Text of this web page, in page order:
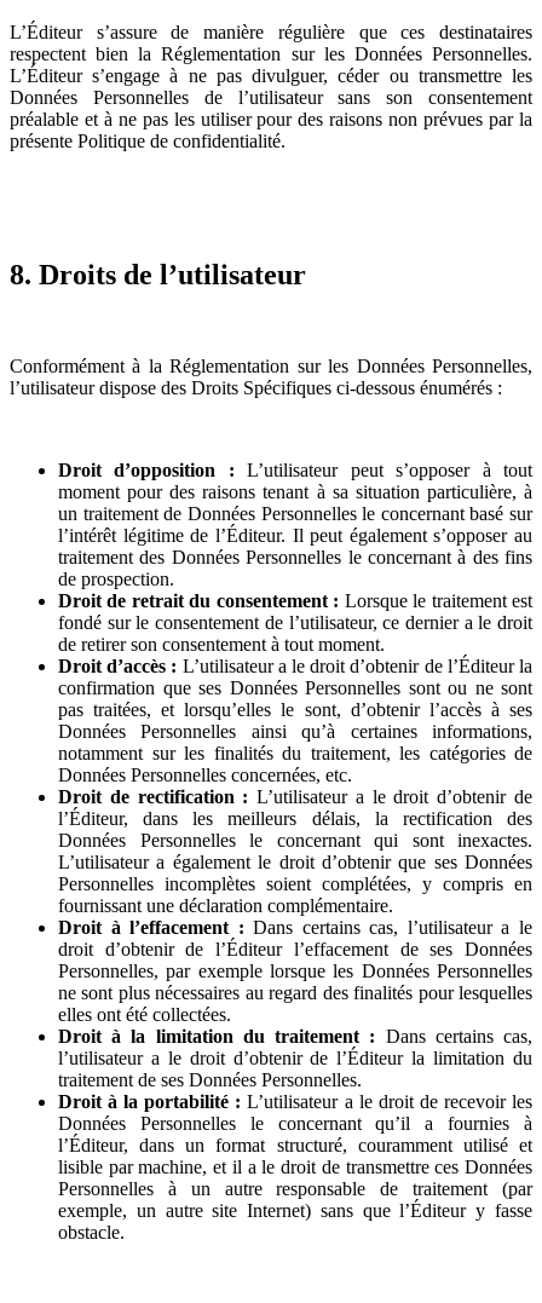
L’Éditeur s’assure de manière régulière que ces destinataires
respectent bien la Réglementation sur les Données Personnelles.
L’Éditeur s’engage à ne pas divulguer, céder ou transmettre les
Données Personnelles de l’utilisateur sans son consentement
préalable et à ne pas les utiliser pour des raisons non prévues par la
présente Politique de confidentialité.
8. Droits de l’utilisateur
Conformément à la Réglementation sur les Données Personnelles,
l’utilisateur dispose des Droits Spécifiques ci-dessous énumérés :
Droit d’opposition : L’utilisateur peut s’opposer à tout
moment pour des raisons tenant à sa situation particulière, à
un traitement de Données Personnelles le concernant basé sur
l’intérêt légitime de l’Éditeur. Il peut également s’opposer au
traitement des Données Personnelles le concernant à des fins
de prospection.
Droit de retrait du consentement : Lorsque le traitement est
fondé sur le consentement de l’utilisateur, ce dernier a le droit
de retirer son consentement à tout moment.
Droit d’accès : L’utilisateur a le droit d’obtenir de l’Éditeur la
confirmation que ses Données Personnelles sont ou ne sont
pas traitées, et lorsqu’elles le sont, d’obtenir l’accès à ses
Données Personnelles ainsi qu’à certaines informations,
notamment sur les finalités du traitement, les catégories de
Données Personnelles concernées, etc.
Droit de rectification : L’utilisateur a le droit d’obtenir de
l’Éditeur, dans les meilleurs délais, la rectification des
Données Personnelles le concernant qui sont inexactes.
L’utilisateur a également le droit d’obtenir que ses Données
Personnelles incomplètes soient complétées, y compris en
fournissant une déclaration complémentaire.
Droit à l’effacement :Dans certains cas, l’utilisateur a le
droit d’obtenir de l’Éditeur l’effacement de ses Données
Personnelles, par exemple lorsque les Données Personnelles
ne sont plus nécessaires au regard des finalités pour lesquelles
elles ont été collectées.
Droit à la limitation du traitement : Dans certains cas,
l’utilisateur a le droit d’obtenir de l’Éditeur la limitation du
traitement de ses Données Personnelles.
Droit à la portabilité : L’utilisateur a le droit de recevoir les
Données Personnelles le concernant qu’il a fournies à
l’Éditeur, dans un format structuré, couramment utilisé et
lisible par machine, et il a le droit de transmettre ces Données
Personnelles à un autre responsable de traitement (par
exemple, un autre site Internet) sans que l’Éditeur y fasse
obstacle.